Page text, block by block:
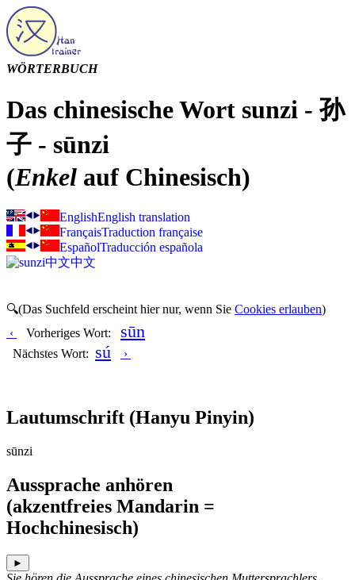
WÖRTERBUCH
Das chinesische Wort sunzi - 孙
子 - sūnzi
(Enkel auf Chinesisch)
EnglishEnglish translation
FrançaisTraduction française
EspañolTraducción española
中文中文
🔍(Das Suchfeld erscheint hier nur, wenn Sie Cookies erlauben)
‹
Vorheriges Wort: sūn
Nächstes Wort: sú ›
Lautumschrift (Hanyu Pinyin)
sūnzi
Aussprache anhören
(akzentfreies Mandarin =
Hochchinesisch)
►